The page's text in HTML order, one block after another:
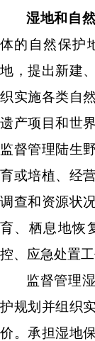
湿地和自
体的自然保护
地， 提出新建
织实施各类自
遗产项目和世
监督管理陆生
育或培植、经
调查和资源状
育、栖息地恢
控、应急处置
监督管理
护规划并组织实
价。承担湿地